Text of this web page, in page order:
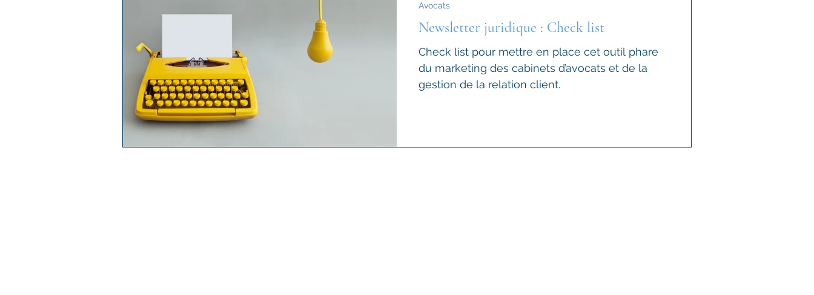
Newsletter juridique : Check list
Check list pour mettre en place cet outil phare
du marketing des cabinets d’avocats et de la
gestion de la relation client.
Avocats